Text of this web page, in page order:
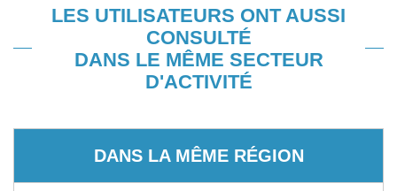
LES UTILISATEURS ONT AUSSI
CONSULTÉ
DANS LE MÊME SECTEUR
D'ACTIVITÉ
DANS LA MÊME RÉGION